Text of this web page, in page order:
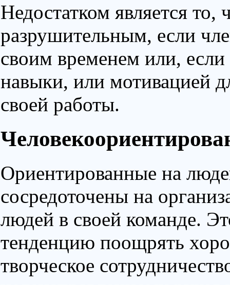
Недостатком является
разрушительным, если
своим временем или,
навыки, или мотивацией
своей работы.
Ориентированные на
сосредоточены на
людей в своей команде.
тенденцию поощрять
творческое